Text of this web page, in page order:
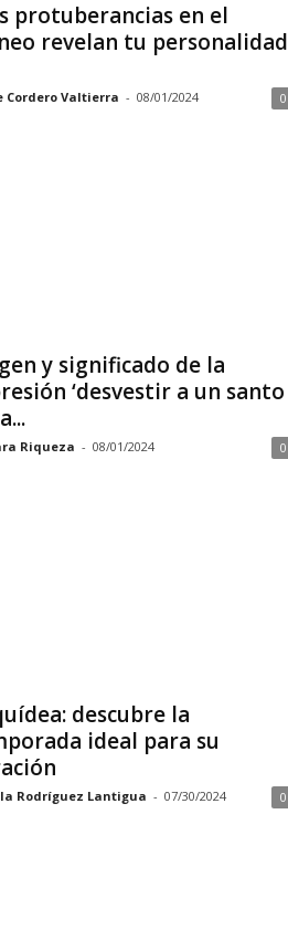
protuberancias en el
revelan tu personalidad
Cordero Valtierra - 08/01/2024 0
y significado de la
‘desvestir a un santo
Riqueza - 08/01/2024 0
descubre la
ideal para su
Rodríguez Lantigua - 07/30/2024 0